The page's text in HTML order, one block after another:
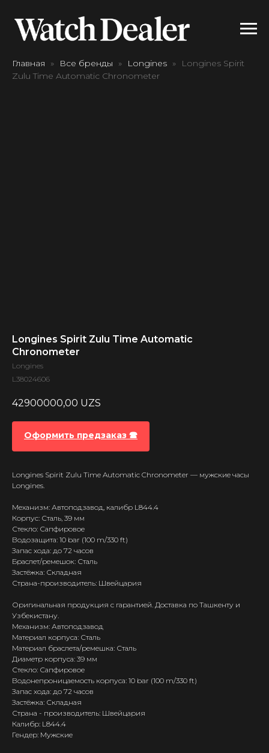
Главная Все бренды Longines
Longines Spirit
Zulu Time Automatic Chronometer
Longines Spirit Zulu Time Automatic
Chronometer
Longines
L38024606
42900000,00 UZS
Оформить предзаказ 🕿
Longines Spirit Zulu Time Automatic Chronometer — мужские часы
Longines.
Механизм: Автоподзавод, калибр L844.4
Корпус: Сталь, 39 мм
Стекло: Сапфировое
Водозащита: 10 bar (100 m/330 ft)
Запас хода: до 72 часов
Браслет/ремешок: Сталь
Застёжка: Складная
Страна-производитель: Швейцария
Оригинальная продукция с гарантией. Доставка по Ташкенту и
Узбекистану.
Механизм: Автоподзавод
Материал корпуса: Сталь
Материал браслета/ремешка: Сталь
Диаметр корпуса: 39 мм
Стекло: Сапфировое
Водонепроницаемость корпуса: 10 bar (100 m/330 ft)
Запас хода: до 72 часов
Застёжка: Складная
Страна - производитель: Швейцария
Калибр: L844.4
Гендер: Мужские